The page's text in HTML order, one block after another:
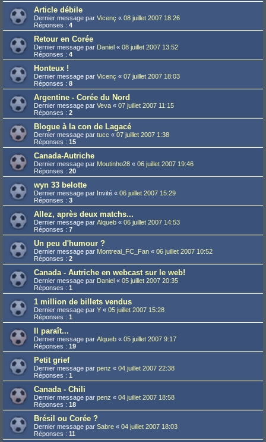
Article débile
Dernier message par Vicenç « 08 juillet 2007 18:26
Réponses : 4
Retour en Corée
Dernier message par Daniel « 08 juillet 2007 13:52
Réponses : 4
Honteux !
Dernier message par Vicenç « 07 juillet 2007 18:03
Réponses : 8
Argentine - Corée du Nord
Dernier message par Veva « 07 juillet 2007 11:15
Réponses : 2
Blogue à la con de Lagacé
Dernier message par tucc « 07 juillet 2007 1:38
Réponses : 15
Canada-Autriche
Dernier message par Moutinho28 « 06 juillet 2007 19:46
Réponses : 20
wyn 33 belotte
Dernier message par Invité « 06 juillet 2007 15:29
Réponses : 3
Allez, après deux matchs...
Dernier message par Alqueb « 06 juillet 2007 14:53
Réponses : 7
Un peu d'humour ?
Dernier message par Montreal_FC_Fan « 06 juillet 2007 10:52
Réponses : 2
Canada - Autriche en webcast sur le web!
Dernier message par Daniel « 05 juillet 2007 20:35
Réponses : 1
1 million de billets vendus
Dernier message par Y « 05 juillet 2007 15:28
Réponses : 1
Il paraît...
Dernier message par Alqueb « 05 juillet 2007 9:17
Réponses : 19
Petit grief
Dernier message par penz « 04 juillet 2007 22:38
Réponses : 1
Canada - Chili
Dernier message par penz « 04 juillet 2007 18:58
Réponses : 18
Brésil ou Corée ?
Dernier message par Sabre « 04 juillet 2007 18:03
Réponses : 11